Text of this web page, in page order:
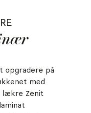
opgradere på
med
lækre Zenit